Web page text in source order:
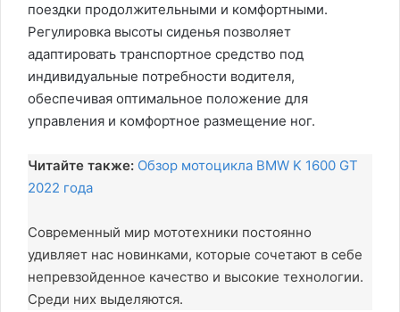
поездки продолжительными и комфортными.
Регулировка высоты сиденья позволяет
адаптировать транспортное средство под
индивидуальные потребности водителя,
обеспечивая оптимальное положение для
управления и комфортное размещение ног.
Читайте также: Обзор мотоцикла BMW K 1600 GT
2022 года
Современный мир мототехники постоянно
удивляет нас новинками, которые сочетают в себе
непревзойденное качество и высокие технологии.
Среди них выделяются.